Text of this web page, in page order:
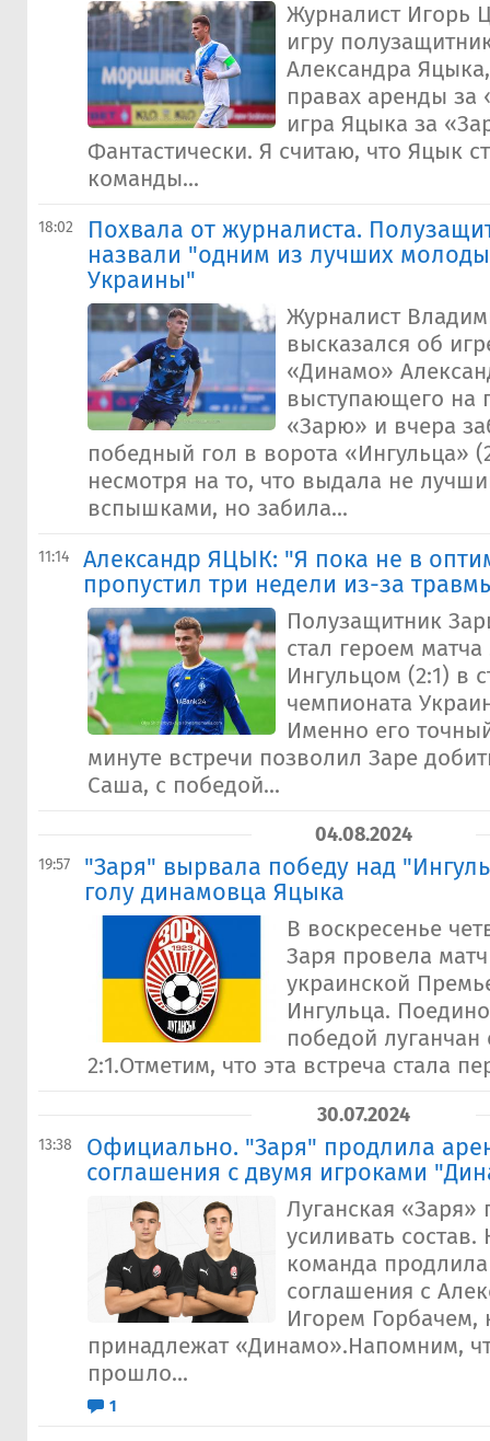
Журналист Игорь
игру
Александра
правах аренды
игра Яцыка за
Фантастически. Я считаю, что Яцык
команды...
18:02
Похвала от журналиста.
назвали "одним из лучших
Украины"
Журналист
высказался об
«Динамо»
выступающего на
«Зарю» и вчера
победный гол в ворота «Ингульца»
несмотря на то, что выдала не
вспышками, но забила...
11:14
Александр ЯЦЫК: "Я пока не в
пропустил три недели из-за
Полузащитник
стал героем матча
Ингульцом (2:1) в
чемпионата
Именно его
минуте встречи позволил Заре
Саша, с победой...
04.08.2024
19:57
"Заря" вырвала победу над
голу динамовца Яцыка
В воскресенье
Заря провела
украинской
Ингульца.
победой луганчан
2:1.Отметим, что эта встреча стала
30.07.2024
13:38
Официально. "Заря" продлила
соглашения с двумя игроками
Луганская «Заря»
усиливать состав.
команда
соглашения с
Игорем Горбачем,
принадлежат «Динамо».Напомним,
прошло...
1